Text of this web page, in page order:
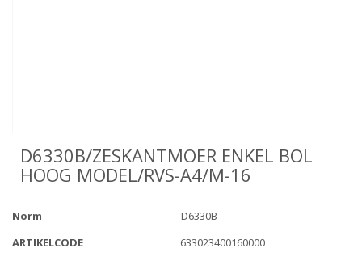
D6330B/ZESKANTMOER ENKEL BOL
HOOG MODEL/RVS-A4/M-16
Norm
D6330B
ARTIKELCODE
633023400160000